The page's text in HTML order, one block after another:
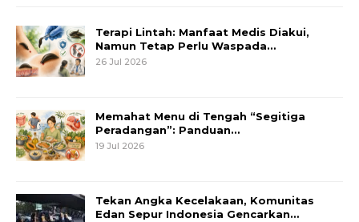
Terapi Lintah: Manfaat Medis Diakui,
Namun Tetap Perlu Waspada…
26 Jul 2026
Memahat Menu di Tengah “Segitiga
Peradangan”: Panduan…
19 Jul 2026
Tekan Angka Kecelakaan, Komunitas
Edan Sepur Indonesia Gencarkan…